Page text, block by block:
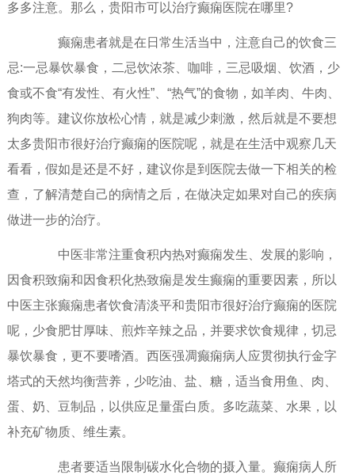
多多注意。那么，贵阳市可以治疗癫痫医院在哪里?
癫痫患者就是在日常生活当中，注意自己的饮食三
忌:一忌暴饮暴食，二忌饮浓茶、咖啡，三忌吸烟、饮酒，少
食或不食“有发性、有火性”、“热气”的食物，如羊肉、牛肉、
狗肉等。建议你放松心情，就是减少刺激，然后就是不要想
太多贵阳市很好治疗癫痫的医院呢，就是在生活中观察几天
看看，假如是还是不好，建议你是到医院去做一下相关的检
查，了解清楚自己的病情之后，在做决定如果对自己的疾病
做进一步的治疗。
中医非常注重食积内热对癫痫发生、发展的影响，
因食积致痫和因食积化热致痫是发生癫痫的重要因素，所以
中医主张癫痫患者饮食清淡平和贵阳市很好治疗癫痫的医院
呢，少食肥甘厚味、煎炸辛辣之品，并要求饮食规律，切忌
暴饮暴食，更不要嗜酒。西医强凋癫痫病人应贯彻执行金字
塔式的天然均衡营养，少吃油、盐、糖，适当食用鱼、肉、
蛋、奶、豆制品，以供应足量蛋白质。多吃蔬菜、水果，以
补充矿物质、维生素。
患者要适当限制碳水化合物的摄入量。癫痫病人所